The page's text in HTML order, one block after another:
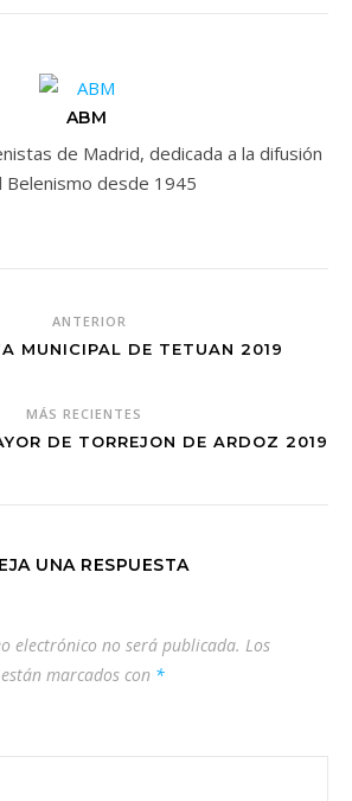
ABM
de Madrid, dedicada a la difusión
Belenismo desde 1945
ANTERIOR
MUNICIPAL DE TETUAN 2019
MÁS RECIENTES
DE TORREJON DE ARDOZ 2019
UNA RESPUESTA
electrónico no será publicada. Los
marcados con *